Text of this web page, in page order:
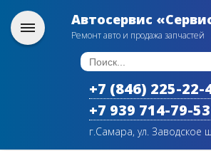
Автосервис
Ремонт авто и продажа запчастей
+7 (846) 225-22-
+7 939 714-79-53
г.Самара, ул. Заводское